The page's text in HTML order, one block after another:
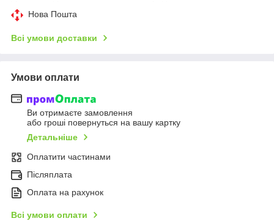
Нова Пошта
Всі умови доставки
Умови оплати
Ви отримаєте замовлення
або гроші повернуться на вашу картку
Детальніше
Оплатити частинами
Післяплата
Оплата на рахунок
Всі умови оплати